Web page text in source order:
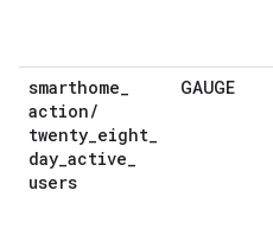
smarthome_
action/
twenty_eight_
day_active_
users
GAUGE